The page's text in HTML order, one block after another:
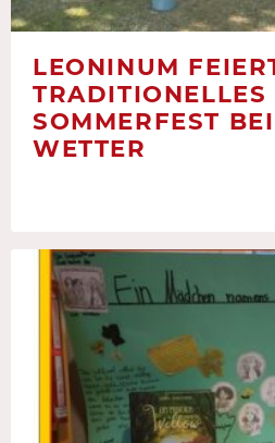
LEONINUM
TRADITIONELLES
SOMMERFEST
WETTER